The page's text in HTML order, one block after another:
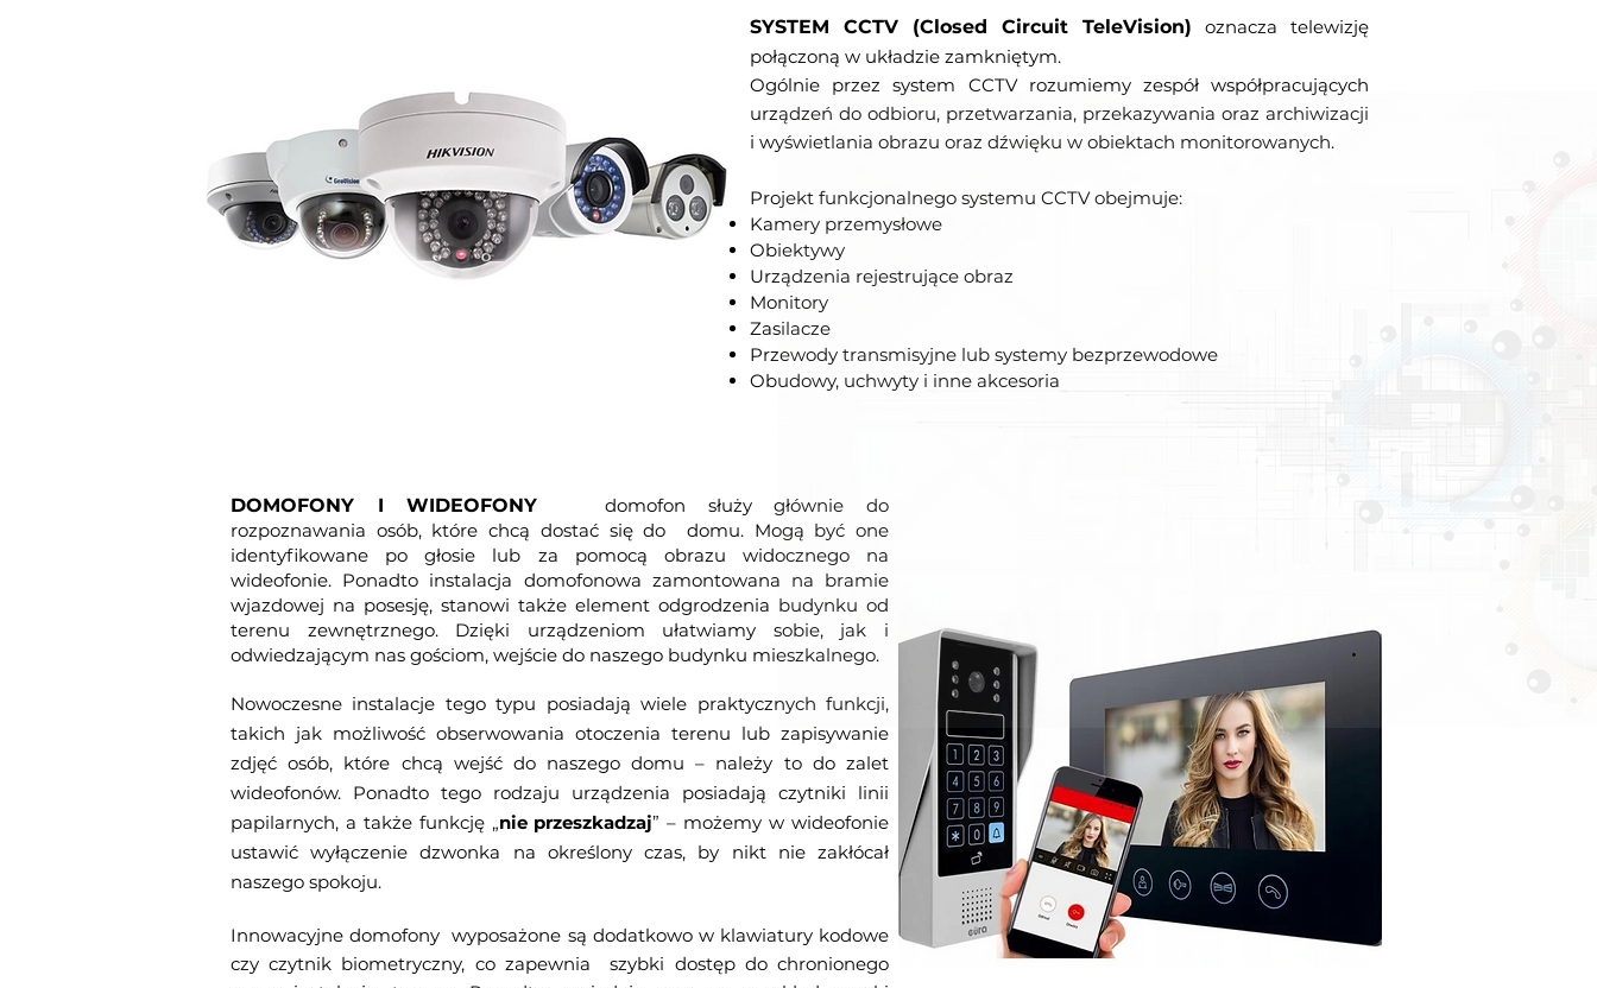
SYSTEM CCTV (Closed Circuit TeleVision)
oznacza telewizję
połączoną w układzie zamkniętym.
Ogólnie przez system CCTV rozumiemy zespół współpracujących
urządzeń do odbioru, przetwarzania, przekazywania oraz archiwizacji
i wyświetlania obrazu oraz dźwięku w obiektach monitorowanych.
Projekt funkcjonalnego systemu CCTV obejmuje:
Kamery przemysłowe
Obiektywy
Urządzenia rejestrujące obraz
Monitory
Zasilacze
Przewody transmisyjne lub systemy bezprzewodowe
Obudowy, uchwyty i inne akcesoria
DOMOFONY I WIDEOFONY
domofon służy głównie do
rozpoznawania osób, które chcą dostać się do domu. Mogą być one
identyfikowane po głosie lub za pomocą obrazu widocznego na
wideofonie. Ponadto instalacja domofonowa zamontowana na bramie
wjazdowej na posesję, stanowi także element odgrodzenia budynku od
terenu zewnętrznego. Dzięki urządzeniom ułatwiamy sobie, jak i
odwiedzającym nas gościom, wejście do naszego budynku mieszkalnego.
Nowoczesne instalacje tego typu posiadają wiele praktycznych funkcji,
takich jak możliwość obserwowania otoczenia terenu lub zapisywanie
zdjęć osób, które chcą wejść do naszego domu – należy to do zalet
wideofonów. Ponadto tego rodzaju urządzenia posiadają czytniki linii
papilarnych, a także funkcję „nie przeszkadzaj” – możemy w wideofonie
ustawić wyłączenie dzwonka na określony czas, by nikt nie zakłócał
naszego spokoju.
Innowacyjne domofony wyposażone są dodatkowo w klawiatury kodowe
czy czytnik biometryczny, co zapewnia szybki dostęp do chronionego